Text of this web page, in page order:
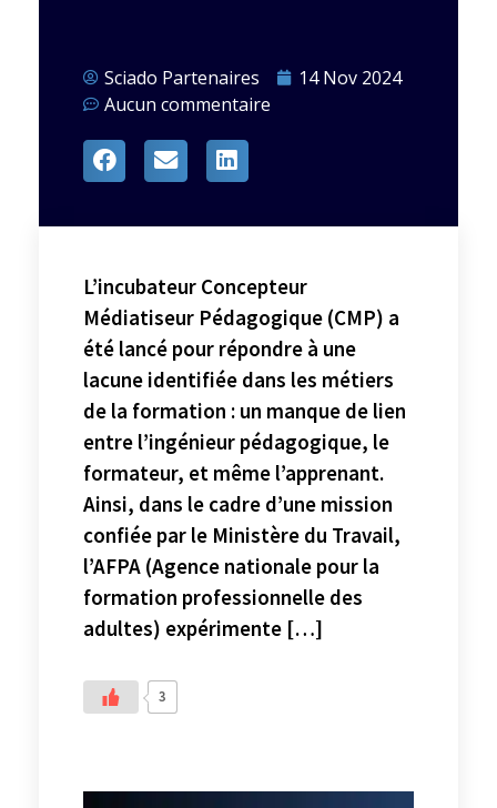
Sciado Partenaires
14 Nov 2024
Aucun commentaire
L’incubateur Concepteur
Médiatiseur Pédagogique (CMP) a
été lancé pour répondre à une
lacune identifiée dans les métiers
de la formation : un manque de lien
entre l’ingénieur pédagogique, le
formateur, et même l’apprenant.
Ainsi, dans le cadre d’une mission
confiée par le Ministère du Travail,
l’AFPA (Agence nationale pour la
formation professionnelle des
adultes) expérimente […]
3